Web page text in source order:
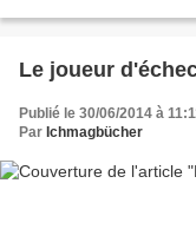
Le joueur
Publié le 30/06/2014 à
Par Ichmagbücher